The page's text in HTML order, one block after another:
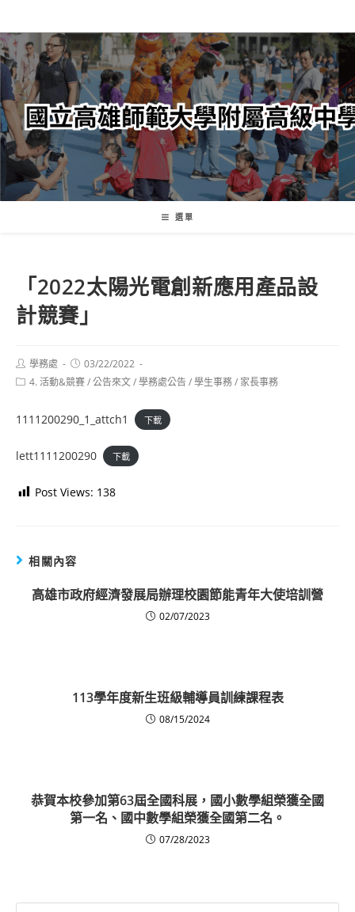
轉
至
主
內
容
選單
「2022太陽光電創新應用產品設
計競賽」
Post
author:
學務處
Post
published:
03/22/2022
Post4. 活動&競賽/公告來文/學務處公告/學生事務/ 家長事務
1111200290_1_attch1 下載
lett1111200290 下載
Post Views: 138
相關內容
高雄市政府經濟發展局辦理校園節能青年大使培訓營
02/07/2023
113學年度新生班級輔導員訓練課程表
08/15/2024
恭賀本校參加第63屆全國科展，國小數學組榮獲全國
第一名、國中數學組榮獲全國第二名。
07/28/2023